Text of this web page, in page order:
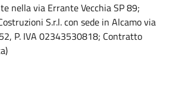
nella via Errante Vecchia SP 89;
S.r.l. con sede in Alcamo via
P. IVA 02343530818; Contratto